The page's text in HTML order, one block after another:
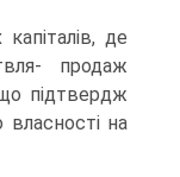
де
продаж
підтвердж
на